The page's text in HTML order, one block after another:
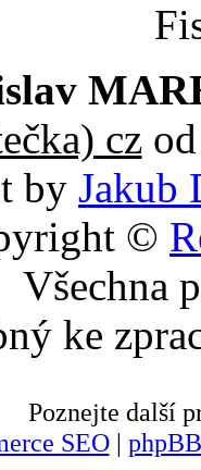
czod
by Jakub
©
Všechna
ke
Poznejte další
SEO|